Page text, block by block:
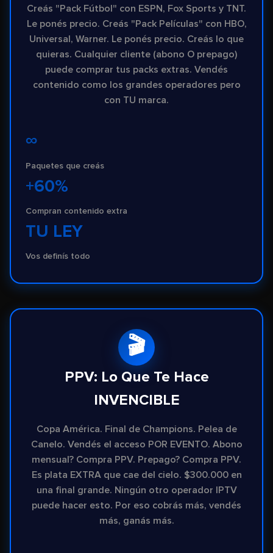
Creás "Pack Fútbol" con ESPN, Fox Sports y TNT.
Le ponés precio. Creás "Pack Películas" con HBO,
Universal, Warner. Le ponés precio. Creás lo que
quieras. Cualquier cliente (abono O prepago)
puede comprar tus packs extras. Vendés
contenido como los grandes operadores pero
con TU marca.
∞
Paquetes que creás
+60%
Compran contenido extra
TU LEY
Vos definís todo
🎬
PPV: Lo Que Te Hace
INVENCIBLE
Copa América. Final de Champions. Pelea de
Canelo. Vendés el acceso POR EVENTO. Abono
mensual? Compra PPV. Prepago? Compra PPV.
Es plata EXTRA que cae del cielo. $300.000 en
una final grande. Ningún otro operador IPTV
puede hacer esto. Por eso cobrás más, vendés
más, ganás más.